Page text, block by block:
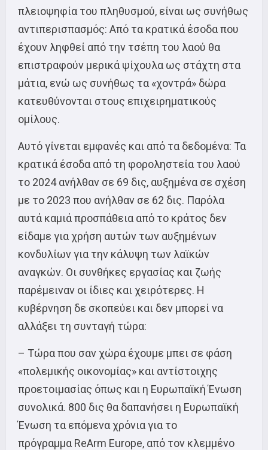
πλειοψηφία του πληθυσμού, είναι ως συνήθως
αντιπερισπασμός: Από τα κρατικά έσοδα που
έχουν ληφθεί από την τσέπη του λαού θα
επιστραφούν μερικά ψίχουλα ως στάχτη στα
μάτια, ενώ ως συνήθως τα «χοντρά» δώρα
κατευθύνονται στους επιχειρηματικούς
ομίλους.
Αυτό γίνεται εμφανές και από τα δεδομένα: Τα
κρατικά έσοδα από τη φοροληστεία του λαού
το 2024 ανήλθαν σε 69 δις, αυξημένα σε σχέση
με το 2023 που ανήλθαν σε 62 δις. Παρόλα
αυτά καμιά προσπάθεια από το κράτος δεν
είδαμε για χρήση αυτών των αυξημένων
κονδυλίων για την κάλυψη των λαϊκών
αναγκών. Οι συνθήκες εργασίας και ζωής
παρέμειναν οι ίδιες και χειρότερες. Η
κυβέρνηση δε σκοπεύει και δεν μπορεί να
αλλάξει τη συνταγή τώρα:
– Τώρα που σαν χώρα έχουμε μπει σε φάση
«πολεμικής οικονομίας» και αντίστοιχης
προετοιμασίας όπως και η Ευρωπαϊκή Ένωση
συνολικά. 800 δις θα δαπανήσει η Ευρωπαϊκή
Ένωση τα επόμενα χρόνια για το
πρόγραμμα ReArm Europe, από τον κλεμμένο